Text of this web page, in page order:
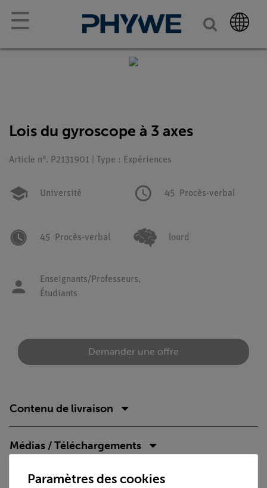
☰
Lois du gyroscope à 3 axes
Article n°. P2131901 | Type : Expériences
Université 45 Procès-verbal
45 Procès-verbal lourd
Enseignants/Professeurs,
Étudiants
Demander une offre
Contenu de livraison
Médias / Téléchargements
Paramètres des cookies